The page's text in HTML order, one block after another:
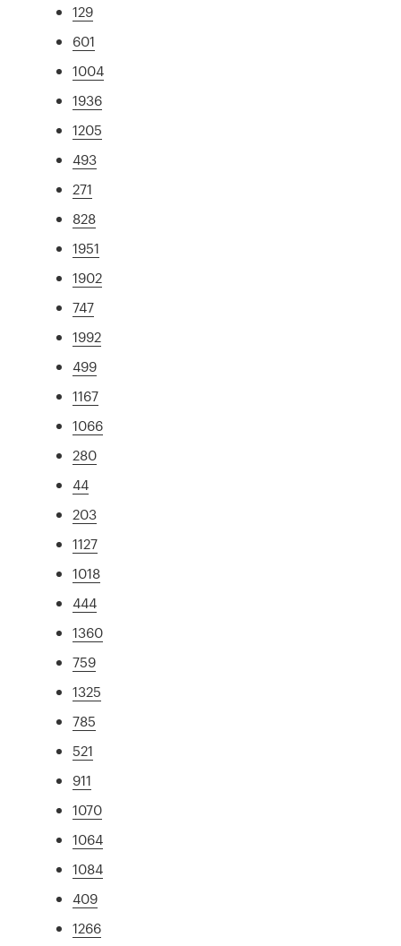
129
601
1004
1936
1205
493
271
828
1951
1902
747
1992
499
1167
1066
280
44
203
1127
1018
444
1360
759
1325
785
521
911
1070
1064
1084
409
1266